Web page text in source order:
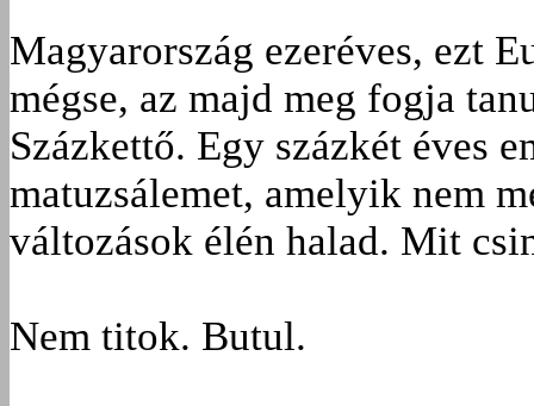
Magyarország ezeréves, ezt
mégse, az majd meg fogja
Százkettő. Egy százkét éves
matuzsálemet, amelyik nem
változások élén halad. Mit
Nem titok. Butul.